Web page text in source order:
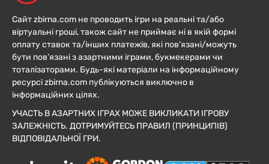
Сайт zbirna.com не проводить ігри на реальні та/або
віртуальні гроші, також сайт не приймає ні в якій формі
оплату ставок та/інших платежів, які пов’язані/можуть
бути пов’язані з азартними іграми, букмекерами чи
тоталізаторами. Будь-які матеріали на інформаційному
ресурсі zbirna.com публікуються виключно в
інформаційних цілях.
УЧАСТЬ В АЗАРТНИХ ІГРАХ МОЖЕ ВИКЛИКАТИ ІГРОВУ
ЗАЛЕЖНІСТЬ. ДОТРИМУЙТЕСЬ ПРАВИЛ (ПРИНЦИПІВ)
ВІДПОВІДАЛЬНОЇ ГРИ.